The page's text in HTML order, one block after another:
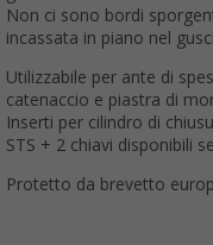
Non ci sono bordi
incassata in piano nel
Utilizzabile per ante di
catenaccio e piastra di
Inserti per cilindro di
STS + 2 chiavi disponibili
Protetto da brevetto